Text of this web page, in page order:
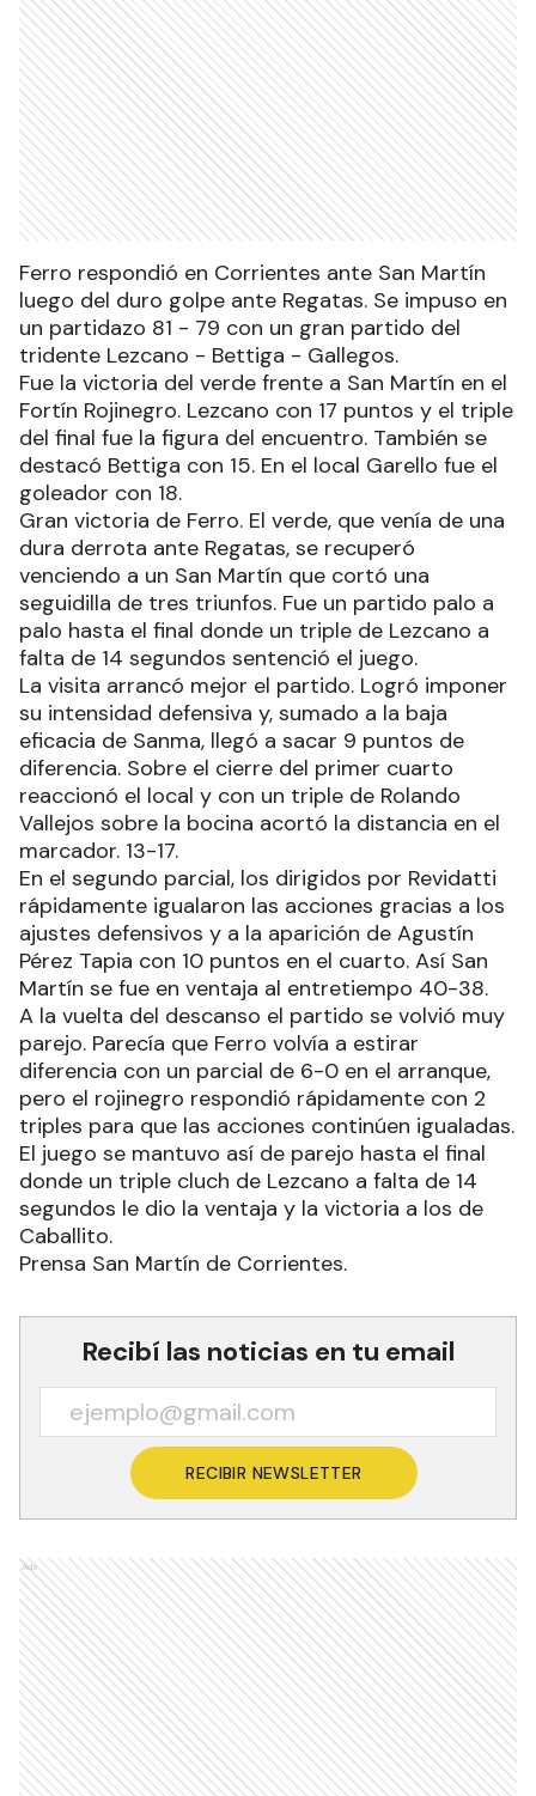
Ferro respondió en Corrientes ante San Martín
luego del duro golpe ante Regatas. Se impuso en
un partidazo 81 - 79 con un gran partido del
tridente Lezcano - Bettiga - Gallegos.
Fue la victoria del verde frente a San Martín en el
Fortín Rojinegro. Lezcano con 17 puntos y el triple
del final fue la figura del encuentro. También se
destacó Bettiga con 15. En el local Garello fue el
goleador con 18.
Gran victoria de Ferro. El verde, que venía de una
dura derrota ante Regatas, se recuperó
venciendo a un San Martín que cortó una
seguidilla de tres triunfos. Fue un partido palo a
palo hasta el final donde un triple de Lezcano a
falta de 14 segundos sentenció el juego.
La visita arrancó mejor el partido. Logró imponer
su intensidad defensiva y, sumado a la baja
eficacia de Sanma, llegó a sacar 9 puntos de
diferencia. Sobre el cierre del primer cuarto
reaccionó el local y con un triple de Rolando
Vallejos sobre la bocina acortó la distancia en el
marcador. 13-17.
En el segundo parcial, los dirigidos por Revidatti
rápidamente igualaron las acciones gracias a los
ajustes defensivos y a la aparición de Agustín
Pérez Tapia con 10 puntos en el cuarto. Así San
Martín se fue en ventaja al entretiempo 40-38.
A la vuelta del descanso el partido se volvió muy
parejo. Parecía que Ferro volvía a estirar
diferencia con un parcial de 6-0 en el arranque,
pero el rojinegro respondió rápidamente con 2
triples para que las acciones continúen igualadas.
El juego se mantuvo así de parejo hasta el final
donde un triple cluch de Lezcano a falta de 14
segundos le dio la ventaja y la victoria a los de
Caballito.
Prensa San Martín de Corrientes.
Recibí las noticias en tu email
RECIBIR NEWSLETTER
Ads